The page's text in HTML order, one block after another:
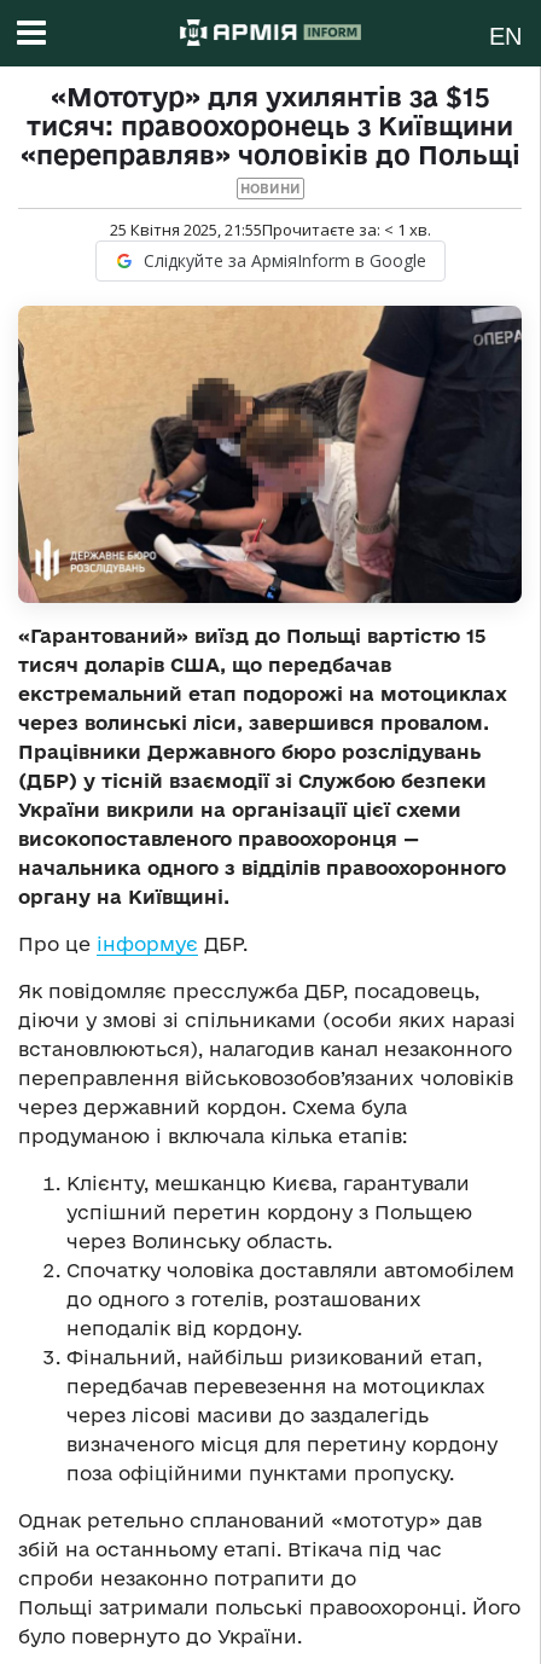
EN
«Мототур» для ухилянтів за $15
тисяч: правоохоронець з Київщини
«переправляв» чоловіків до Польщі
НОВИНИ
25 Квітня 2025, 21:55Прочитаєте за: < 1 хв.
Слідкуйте за АрміяInform в Google
«Гарантований» виїзд до Польщі вартістю 15
тисяч доларів США, що передбачав
екстремальний етап подорожі на мотоциклах
через волинські ліси, завершився провалом.
Працівники Державного бюро розслідувань
(ДБР) у тісній взаємодії зі Службою безпеки
України викрили на організації цієї схеми
високопоставленого правоохоронця —
начальника одного з відділів правоохоронного
органу на Київщині.
Про це інформує ДБР.
Як повідомляє пресслужба ДБР, посадовець,
діючи у змові зі спільниками (особи яких наразі
встановлюються), налагодив канал незаконного
переправлення військовозобов’язаних чоловіків
через державний кордон. Схема була
продуманою і включала кілька етапів:
Клієнту, мешканцю Києва, гарантували
успішний перетин кордону з Польщею
через Волинську область.
Спочатку чоловіка доставляли автомобілем
до одного з готелів, розташованих
неподалік від кордону.
Фінальний, найбільш ризикований етап,
передбачав перевезення на мотоциклах
через лісові масиви до заздалегідь
визначеного місця для перетину кордону
поза офіційними пунктами пропуску.
Однак ретельно спланований «мототур» дав
збій на останньому етапі. Втікача під час
спроби незаконно потрапити до
Польщі затримали польські правоохоронці. Його
було повернуто до України.